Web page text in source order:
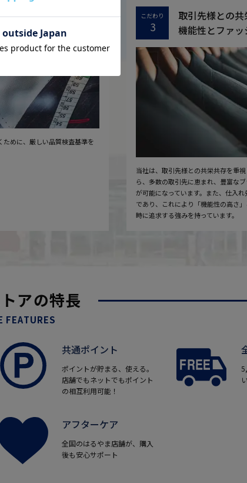
制に基づく
めに、厳しい品質検査基準を
こだわり
3
取引先様との
機能性とファ
当社は、取引先様との共栄共存を重
ら、多数の取引先に恵まれ、豊富な
が可能になっています。また、仕入
であり、これにより「機能性の高さ
時に追求する強みを持っています。
アの特長
FEATURES
共通ポイント
ポイントが貯まる、使える。
店舗でもネットでもポイント
の相互利用可能！
アフターケア
全国のはるやま店舗が、購入
後も安心サポート